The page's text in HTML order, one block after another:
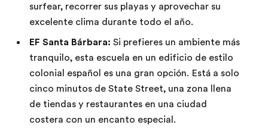
surfear, recorrer sus playas y aprovechar su
excelente clima durante todo el año.
EF Santa Bárbara: Si prefieres un ambiente más
tranquilo, esta escuela en un edificio de estilo
colonial español es una gran opción. Está a solo
cinco minutos de State Street, una zona llena
de tiendas y restaurantes en una ciudad
costera con un encanto especial.